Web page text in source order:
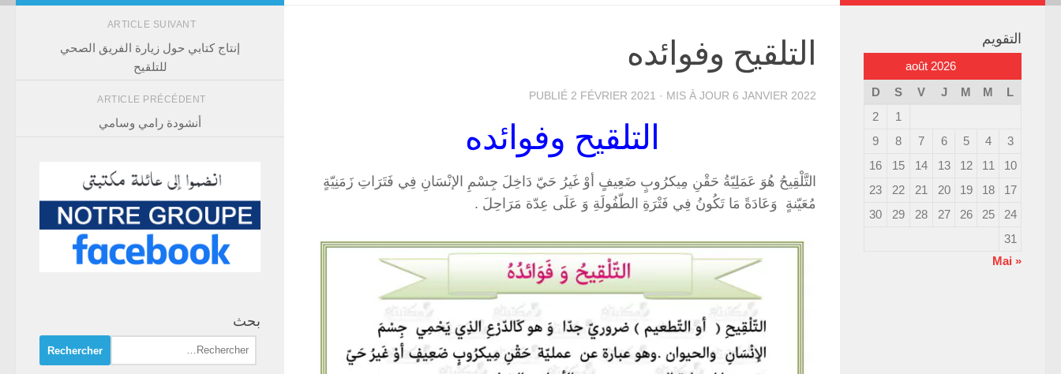
التلقيح وفوائده
PUBLIÉ 2 FÉVRIER 2021 · MIS À JOUR 6 JANVIER 2022
التلقيح وفوائده
التَّلْقِيحُ هُوَ عَمَلِيّةُ حَقْنِ مِيكرُوبٍ ضَعِيفٍ أوْ غَيرُ حَيّ دَاخِلَ جِسْمِ الإنْسَانِ فِي فَتَرَاتِ زَمَنِيّةٍ
مُعَيّنةٍ وَعَادَةً مَا تَكُونُ فِي فَتْرَةِ الطّفُولَةِ وَ عَلَى عِدّة مَرَاحِلَ .
ARTICLE SUIVANT
إنتاج كتابي حول زيارة الفريق الصحي
للتلقيح
ARTICLE PRÉCÉDENT
أنشودة رامي وسامي
بحث
Rechercher :
التقويم
août 2026
L
M
M
J
V
S
D
1
2
3
4
5
6
7
8
9
10
11
12
13
14
15
16
17
18
19
20
21
22
23
24
25
26
27
28
29
30
31
« Mai